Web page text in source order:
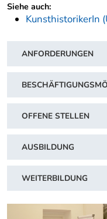
Siehe auch:
KunsthistorikerIn
ANFORDERUNGEN
OFFENE STELLEN
AUSBILDUNG
WEITERBILDUNG